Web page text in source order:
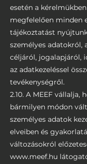
esetén a
megfelelően minden
tájékoztatást
személyes adatokról,
céljáról, jogalapjáról,
az adatkezeléssel
tevékenységről.
2.10. A MEEF vállalja,
bármilyen módon
személyes adatok
elveiben és
változásokról
www.meef.hu